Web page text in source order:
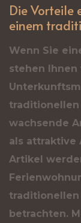
Die Vorteile
einem
Wenn Sie
stehen
traditionellen
wachsende
als attraktive
Artikel
traditionellen
betrachten.